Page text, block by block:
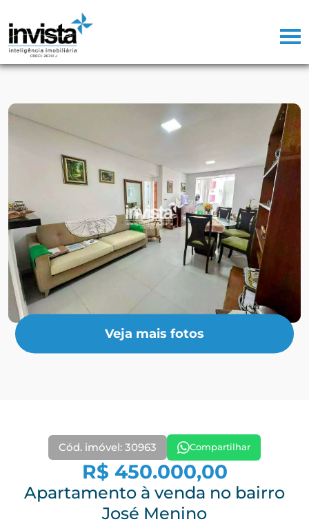
Veja mais fotos
Cód. imóvel: 30963 Compartilhar
R$ 450.000,00
Apartamento à venda no bairro
José Menino